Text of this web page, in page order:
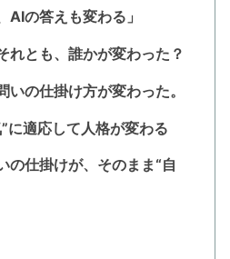
AIの答えも変わる」
れとも、誰かが変わった？
いの仕掛け方が変わった。
に適応して人格が変わる
の仕掛けが、そのまま“自